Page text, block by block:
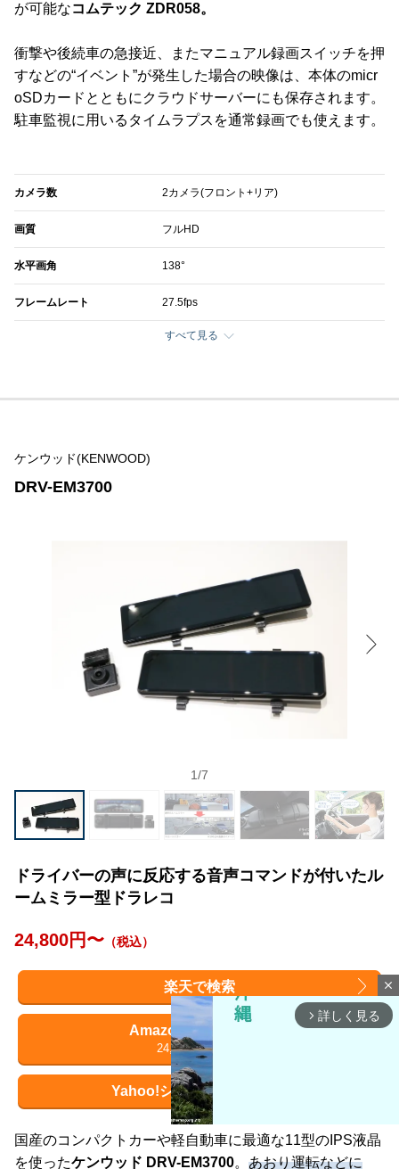
が可能なコムテック ZDR058。
衝撃や後続車の急接近、またマニュアル録画スイッチを押
すなどの“イベント”が発生した場合の映像は、本体のmicr
oSDカードとともにクラウドサーバーにも保存されます。
駐車監視に用いるタイムラプスを通常録画でも使えます。
カメラ数 2カメラ(フロント+リア)
画質 フルHD
水平画角 138°
フレームレート 27.5fps
すべて見る
ケンウッド(KENWOOD)
DRV-EM3700
1/7
ドライバーの声に反応する音声コマンドが付いたル
ームミラー型ドラレコ
24,800円〜 （税込）
楽天で検索
Amazonで詳細を見る
24,800円（税込）
Yahoo!ショッピングで検索
国産のコンパクトカーや軽自動車に最適な11型のIPS液晶
を使ったケンウッド DRV-EM3700。 あおり運転などに
close
arrow_forward_ios 詳しく見る